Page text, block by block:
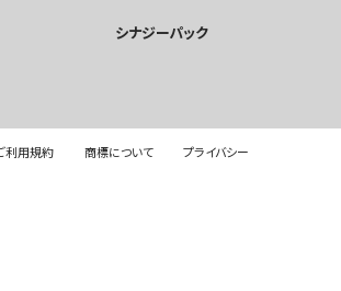
シナジーパック
利用規約 商標について プライバシー